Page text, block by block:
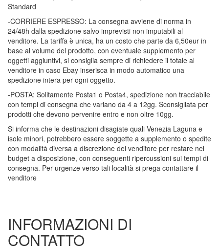
Standard
-CORRIERE ESPRESSO: La consegna avviene di norma in
24/48h dalla spedizione salvo imprevisti non imputabili al
venditore. La tariffa è unica, ha un costo che parte da 6,50eur in
base al volume del prodotto, con eventuale supplemento per
oggetti aggiuntivi, si consiglia sempre di richiedere il totale al
venditore in caso Ebay inserisca in modo automatico una
spedizione intera per ogni oggetto.
-POSTA: Solitamente Posta1 o Posta4, spedizione non tracciabile
con tempi di consegna che variano da 4 a 12gg. Sconsigliata per
prodotti che devono pervenire entro e non oltre 10gg.
Si informa che le destinazioni disagiate quali Venezia Laguna e
isole minori, potrebbero essere soggette a supplemento o spedite
con modalità diversa a discrezione del venditore per restare nel
budget a disposizione, con conseguenti ripercussioni sui tempi di
consegna. Per urgenze verso tali località si prega contattare il
venditore
INFORMAZIONI DI
CONTATTO